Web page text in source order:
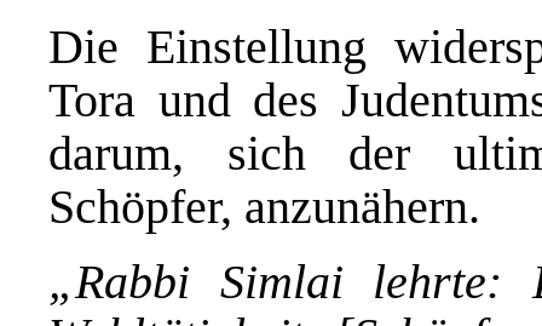
Die Einstellung
Tora und des
darum, sich der
Schöpfer, anzunähern.
„Rabbi Simlai lehrte: